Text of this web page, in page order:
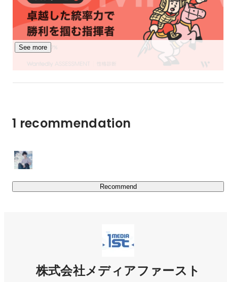
https://media1st.net/works
【2】メディア事業
クライアント・ユーザー双方に有益なメディア運営を行
います。
・メディア運営
「すべての人のやる気の歯車が噛み合い、
世界を良い方にグングン動かしていける社会を作りた
そんな思いで、日々成長を続けながら、仕事をしています
◆　主な取り組み　◆
2021年3月｜Wantedly 注目度ランキング1位（34,195社
2022年7月｜テレワーク東京ルール実践企業認定
See more
1 recommendation
Recommend
株式会社メディアファースト